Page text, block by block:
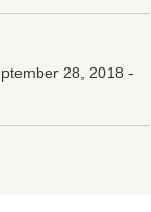
28, 2018 -